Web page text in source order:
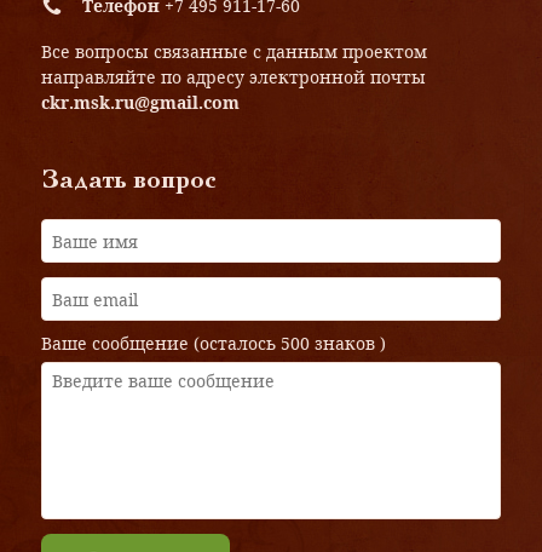
Телефон +7 495 911-17-60
Все вопросы связанные с данным проектом
направляйте по адресу электронной почты
ckr.msk.ru@gmail.com
Задать вопрос
Ваше сообщение (осталось 500 знаков )